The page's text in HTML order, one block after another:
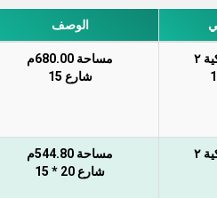
الوصف
٢
مساحة 680.00م
شارع 15
٢
مساحة 544.80م
شارع 20 * 15